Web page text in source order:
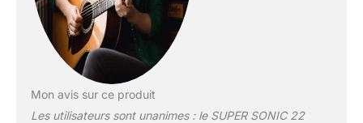
Mon avis sur ce produit
Les utilisateurs sont unanimes : le SUPER SONIC 22